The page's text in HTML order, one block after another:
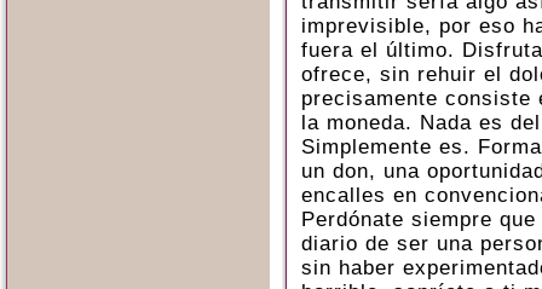
imprevisible, por eso
fuera el último.
ofrece, sin rehuir el
precisamente consiste
la moneda. Nada es
Simplemente es.
un don, una
encalles en
Perdónate siempre
diario de ser una
sin haber